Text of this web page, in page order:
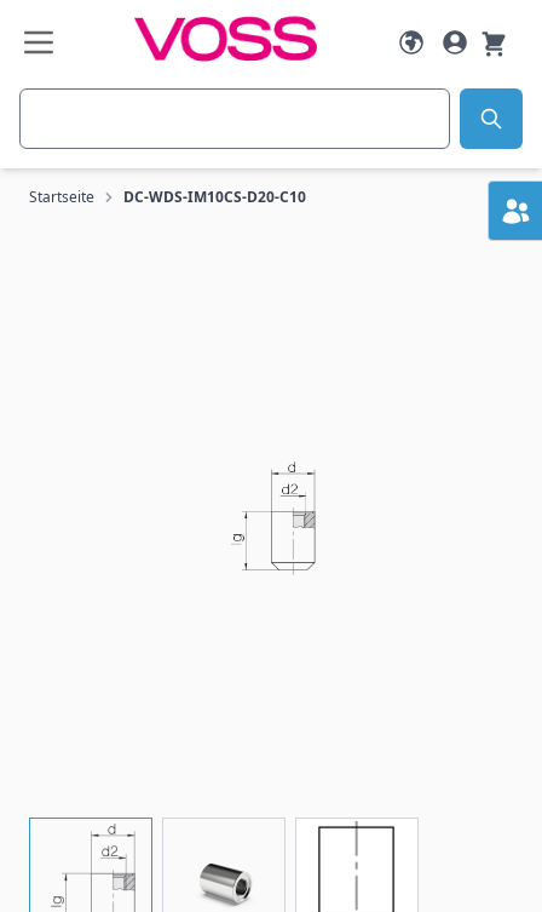
Zum Inhalt springen
Suche
Startseite DC-WDS-IM10CS-D20-C10
View larger imageView larger imageView larger image